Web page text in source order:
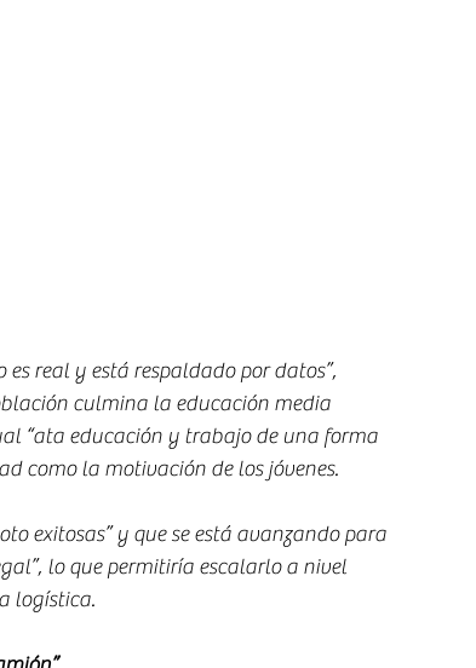
real y está respaldado por datos”,
culmina la educación media
“ata educación y trabajo de una forma
como la motivación de los jóvenes.
exitosas” y que se está avanzando para
lo que permitiría escalarlo a nivel
logística.